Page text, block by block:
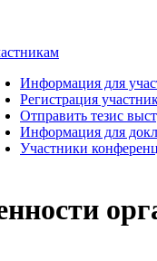
Информация для
Регистрация
Отправить тезис
Информация для
Участники